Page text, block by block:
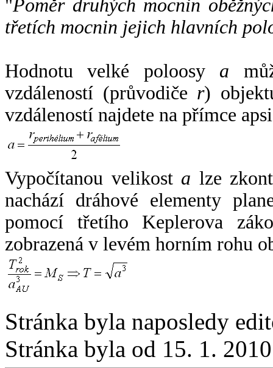
"Poměr druhých mocnin
třetích mocnin jejich hlavních
Hodnotu velké poloosy a
vzdáleností (průvodiče r)
vzdáleností najdete na přímce
Vypočítanou velikost a lze
nachází dráhové elementy
pomocí třetího Keplerova
zobrazená v levém horním rohu
Stránka byla naposledy
Stránka byla od 15. 1.